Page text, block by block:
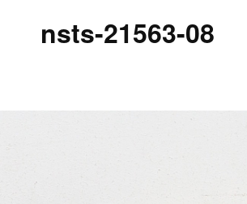
nsts-21563-08